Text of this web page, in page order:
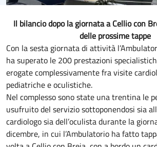
Il bilancio dopo la giornata a Cellio con
delle prossime tappe
Con la sesta giornata di attività
ha superato le 200 prestazioni
erogate complessivamente fra visite
pediatriche e oculistiche.
Nel complesso sono state una trentina le
usufruito del servizio sottoponendosi sia
cardiologo sia dell’oculista durante la
dicembre, in cui l’Ambulatorio ha fatto